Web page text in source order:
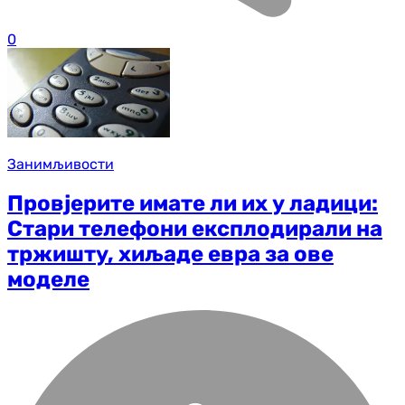
0
Занимљивости
Провјерите имате ли их у ладици:
Стари телефони експлодирали на
тржишту, хиљаде евра за ове
моделе